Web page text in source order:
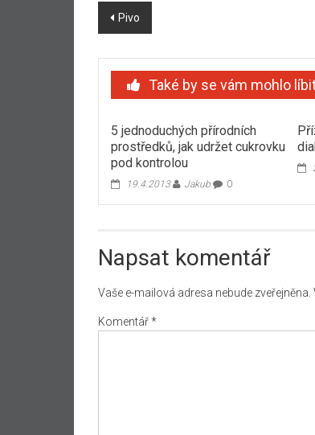
Navigace
Pivo
Také by se vám mohlo
5 jednoduchých přírodních
prostředků, jak udržet cukrovku
pod kontrolou
19.4.2013 Jakub 0
Napsat komentář
Vaše e-mailová adresa nebude zveřejněna.
Komentář*